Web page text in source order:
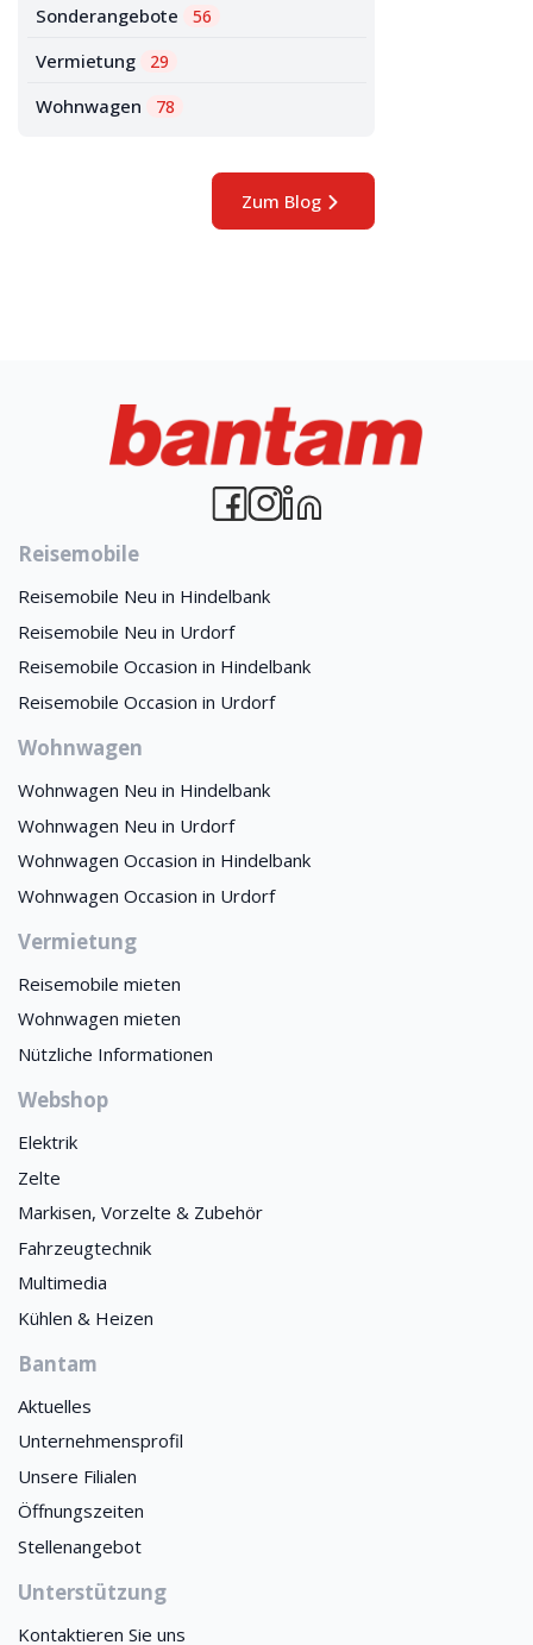
Sonderangebote 56
Vermietung 29
Wohnwagen 78
Zum Blog
Reisemobile
Reisemobile Neu in Hindelbank
Reisemobile Neu in Urdorf
Reisemobile Occasion in Hindelbank
Reisemobile Occasion in Urdorf
Wohnwagen
Wohnwagen Neu in Hindelbank
Wohnwagen Neu in Urdorf
Wohnwagen Occasion in Hindelbank
Wohnwagen Occasion in Urdorf
Vermietung
Reisemobile mieten
Wohnwagen mieten
Nützliche Informationen
Webshop
Elektrik
Zelte
Markisen, Vorzelte & Zubehör
Fahrzeugtechnik
Multimedia
Kühlen & Heizen
Bantam
Aktuelles
Unternehmensprofil
Unsere Filialen
Öffnungszeiten
Stellenangebot
Unterstützung
Kontaktieren Sie uns